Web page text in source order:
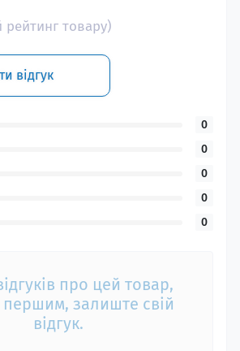
рейтинг товару)
відгук
0
0
0
0
0
про цей товар,
першим, залиште свій
відгук.